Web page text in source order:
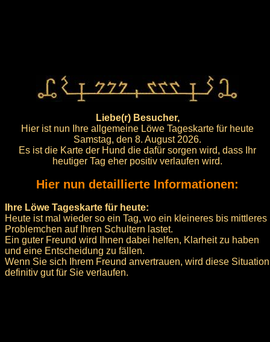
Liebe(r) Besucher,
Hier ist nun Ihre allgemeine Löwe Tageskarte für heute
Samstag, den 8. August 2026.
Es ist die Karte der Hund die dafür sorgen wird, dass Ihr
heutiger Tag eher positiv verlaufen wird.
Hier nun detaillierte Informationen:
Ihre Löwe Tageskarte für heute:
Heute ist mal wieder so ein Tag, wo ein kleineres bis mittleres
Problemchen auf Ihren Schultern lastet.
Ein guter Freund wird Ihnen dabei helfen, Klarheit zu haben
und eine Entscheidung zu fällen.
Wenn Sie sich Ihrem Freund anvertrauen, wird diese Situation
definitiv gut für Sie verlaufen.